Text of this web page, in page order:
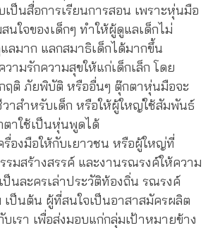
เป็นสื่อการเรียนการสอน เพราะหุ่นมือ
นใจของเด็กๆ ทำให้ผู้ดูแลเด็กไม่
ลมาก แลกสมาธิเด็กได้มากขึ้น
ามรักความสุขให้แก่เด็กเล็ก โดย
ฤติ ภัยพิบัติ หรืออื่นๆ ตุ๊กตาหุ่นมือจะ
าสำหรับเด็ก หรือให้ผู้ใหญ่ใช้สัมพันธ์
ตาใช้เป็นหุ่นพูดได้
รื่องมือให้กับเยาวชน หรือผู้ใหญ่ที่
รมสร้างสรรค์ และงานรณรงค์ให้ความ
ป็นละครเล่าประวัติท้องถิ่น รณรงค์
เป็นต้น ผู้ที่สนใจเป็นอาสาสมัครผลิต
เรา เพื่อส่งมอบแก่กลุ่มเป้าหมายข้าง